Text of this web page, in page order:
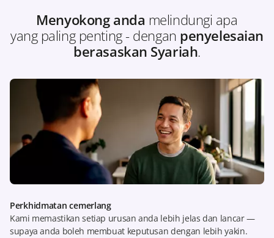
Menyokong anda melindungi apa
yang paling penting - dengan penyelesaian
berasaskan Syariah.
Perkhidmatan cemerlang
Kami memastikan setiap urusan anda lebih jelas dan lancar —
supaya anda boleh membuat keputusan dengan lebih yakin.